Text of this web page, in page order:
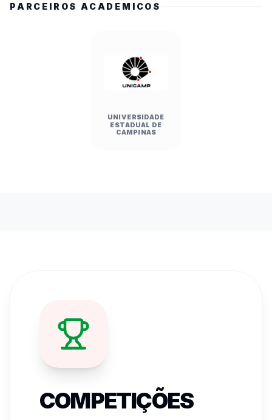
PARCEIROS ACADEMICOS
UNIVERSIDADE
ESTADUAL DE
CAMPINAS
COMPETIÇÕES